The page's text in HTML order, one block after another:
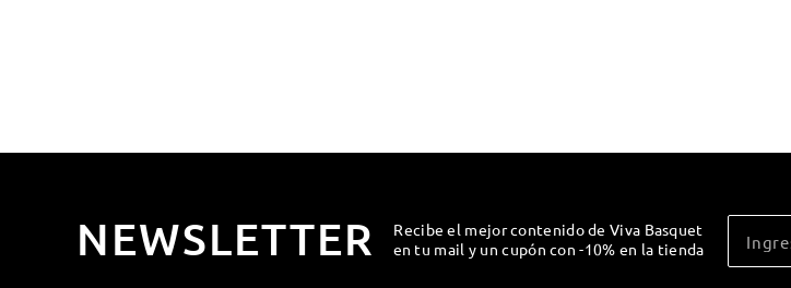
NEWSLETTER
Recibe el mejor contenido de Viva Basquet
en tu mail y un cupón con -10% en la tienda